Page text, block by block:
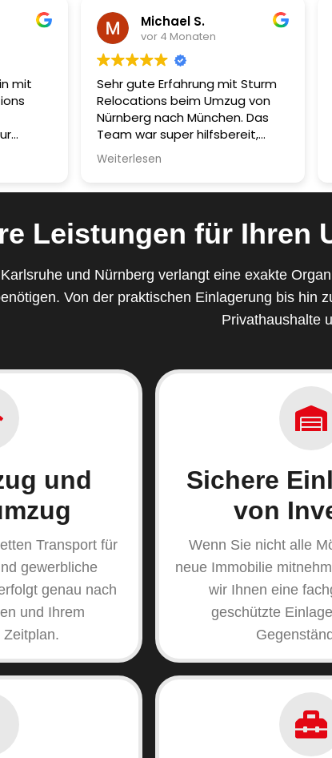
mit
Michael S.
vor 4 Monaten
Sehr gute Erfahrung mit Sturm
Relocations beim Umzug von
Nürnberg nach München. Das
Team war super hilfsbereit,
freundlich und absolut
professionell. Besonders
– alles kam sicher und ohne
Schäden an.
Der gesamte Umzug lief
strukturiert, schnell und
stressfrei. Man merkt sofort,
die einen zuverlässigen
Umzugsservice von Nürnberg
Weiterlesen
Leistungen für Ihren
und Nürnberg verlangt eine exakte
Von der praktischen Einlagerung bis hin
Privathaushalte
und
Transport für
gewerbliche
genau nach
und Ihrem
Sichere
von
Wenn Sie nicht alle
neue Immobilie
wir Ihnen eine
geschützte